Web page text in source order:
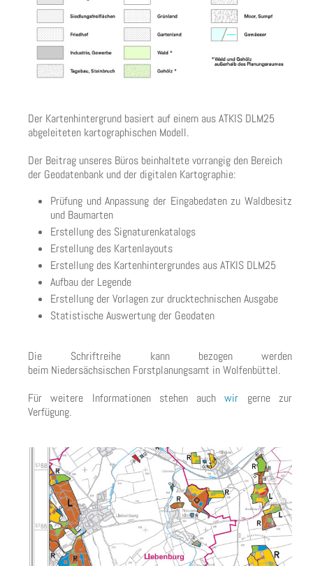
Der Kartenhintergrund basiert auf einem aus ATKIS DLM25
abgeleiteten kartographischen Modell.
Der Beitrag unseres Büros beinhaltete vorrangig den Bereich
der Geodatenbank und der digitalen Kartographie:
Prüfung und Anpassung der Eingabedaten zu Waldbesitz
und Baumarten
Erstellung des Signaturenkatalogs
Erstellung des Kartenlayouts
Erstellung des Kartenhintergrundes aus ATKIS DLM25
Aufbau der Legende
Erstellung der Vorlagen zur drucktechnischen Ausgabe
Statistische Auswertung der Geodaten
Die Schriftreihe kann bezogen werden
beim Niedersächsischen Forstplanungsamt in Wolfenbüttel.
Für weitere Informationen stehen auchwir gerne zur
Verfügung.